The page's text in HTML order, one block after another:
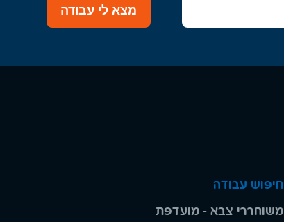
מצא לי עבודה
חיפוש עבודה
משוחררי צבא - מועדפת